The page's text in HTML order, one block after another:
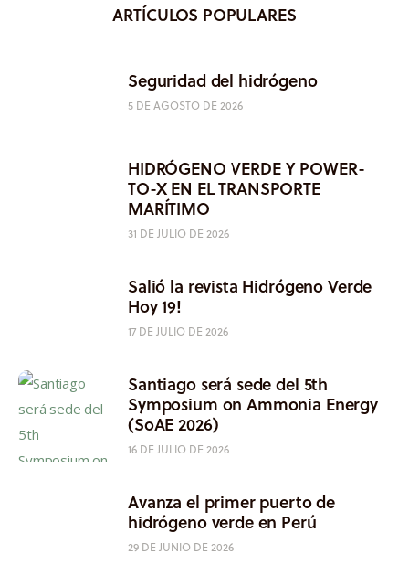
ARTÍCULOS POPULARES
Seguridad del hidrógeno
5 DE AGOSTO DE 2026
HIDRÓGENO VERDE Y POWER-
TO-X EN EL TRANSPORTE
MARÍTIMO
31 DE JULIO DE 2026
Salió la revista Hidrógeno Verde
Hoy 19!
17 DE JULIO DE 2026
Santiago será sede del 5th
Symposium on Ammonia Energy
(SoAE 2026)
16 DE JULIO DE 2026
Avanza el primer puerto de
hidrógeno verde en Perú
29 DE JUNIO DE 2026